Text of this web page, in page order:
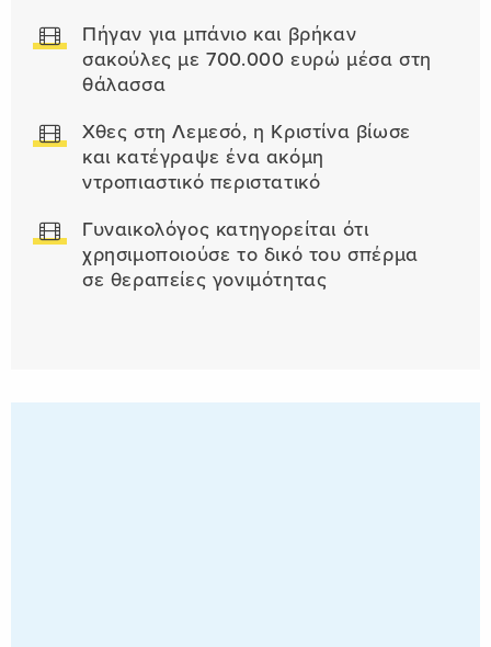
Πήγαν για μπάνιο και βρήκαν
σακούλες με 700.000 ευρώ μέσα στη
θάλασσα
Χθες στη Λεμεσό, η Κριστίνα βίωσε
και κατέγραψε ένα ακόμη
ντροπιαστικό περιστατικό
Γυναικολόγος κατηγορείται ότι
χρησιμοποιούσε το δικό του σπέρμα
σε θεραπείες γονιμότητας